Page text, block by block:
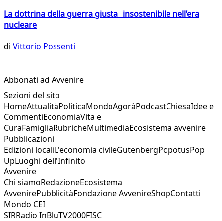
La dottrina della guerra giusta insostenibile nell’era
nucleare
di Vittorio Possenti
Abbonati ad Avvenire
Sezioni del sito
HomeAttualitàPoliticaMondoAgoràPodcastChiesaIdee e
CommentiEconomiaVita e
CuraFamigliaRubricheMultimediaEcosistema avvenire
Pubblicazioni
Edizioni localiL'economia civileGutenbergPopotusPop
UpLuoghi dell'Infinito
Avvenire
Chi siamoRedazioneEcosistema
AvvenirePubblicitàFondazione AvvenireShopContatti
Mondo CEI
SIRRadio InBluTV2000FISC